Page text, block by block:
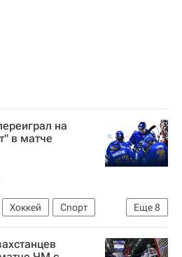
на
в матче
Еще8
Хоккей
Спорт
Автомобилист
Артём Гареев